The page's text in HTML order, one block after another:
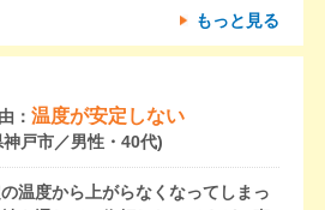
もっと見る
： 温度が安定しない
戸市／男性・40代)
温度から上がらなくなってしまっ